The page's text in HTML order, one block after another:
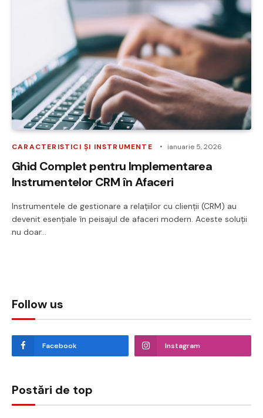
CARACTERISTICI ȘI INSTRUMENTE ianuarie 5, 2026
Ghid Complet pentru Implementarea
Instrumentelor CRM în Afaceri
Instrumentele de gestionare a relațiilor cu clienții (CRM) au
devenit esențiale în peisajul de afaceri modern. Aceste soluții
nu doar…
Follow us
Facebook Instagram
Postări de top